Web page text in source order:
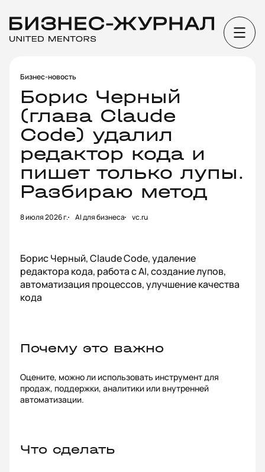
Бизнес-новость
Борис Черный
(глава Claude
Code) удалил
редактор кода и
пишет только лупы.
Разбираю метод
8 июля 2026 г. AI для бизнеса vc.ru
Борис Черный, Claude Code, удаление
редактора кода, работа с AI, создание лупов,
автоматизация процессов, улучшение качества
кода
Почему это важно
Оцените, можно ли использовать инструмент для
продаж, поддержки, аналитики или внутренней
автоматизации.
Что сделать